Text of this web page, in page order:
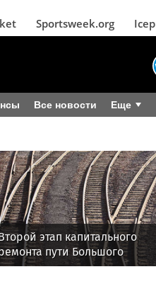
Sportsweek.org
Все новости Еще
этап капитального
пути Большого
МЖД начнется 7